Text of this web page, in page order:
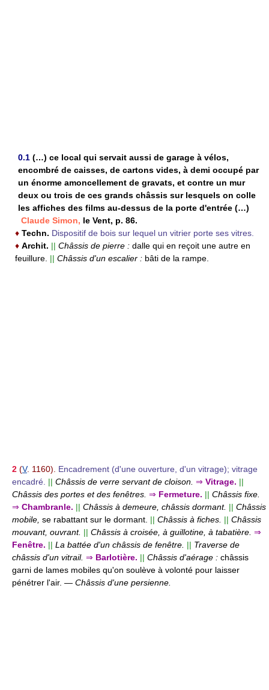
0.1 (…) ce local qui servait aussi de garage à vélos,
encombré de caisses, de cartons vides, à demi occupé par
un énorme amoncellement de gravats, et contre un mur
deux ou trois de ces grands châssis sur lesquels on colle
les affiches des films au-dessus de la porte d'entrée (…)
Claude Simon, le Vent, p. 86.
♦ Techn. Dispositif de bois sur lequel un vitrier porte ses vitres.
♦ Archit. || Châssis de pierre : dalle qui en reçoit une autre en
feuillure. || Châssis d'un escalier : bâti de la rampe.
2 (V. 1160). Encadrement (d'une ouverture, d'un vitrage); vitrage
encadré. || Châssis de verre servant de cloison. ⇒ Vitrage. ||
Châssis des portes et des fenêtres. ⇒ Fermeture. || Châssis fixe.
⇒ Chambranle. || Châssis à demeure, châssis dormant. || Châssis
mobile, se rabattant sur le dormant. || Châssis à fiches. || Châssis
mouvant, ouvrant. || Châssis à croisée, à guillotine, à tabatière. ⇒
Fenêtre. || La battée d'un châssis de fenêtre. || Traverse de
châssis d'un vitrail. ⇒ Barlotière. || Châssis d'aérage : châssis
garni de lames mobiles qu'on soulève à volonté pour laisser
pénétrer l'air. — Châssis d'une persienne.